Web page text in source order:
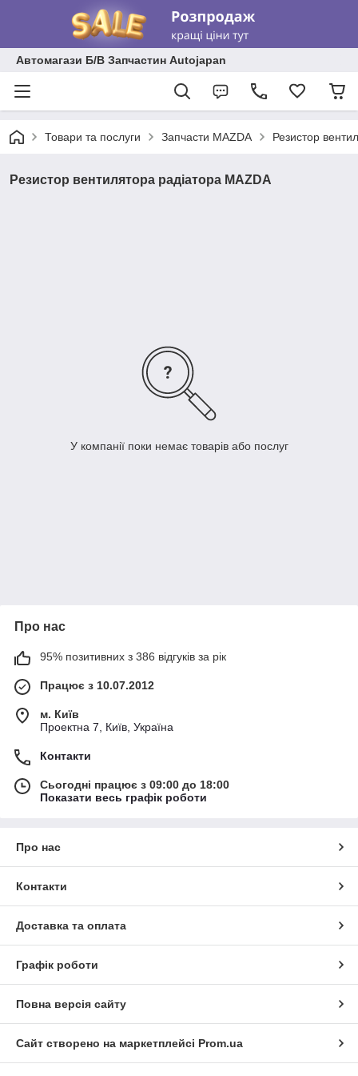
Автомагази Б/В Запчастин Autojapan
Товари та послуги Запчасти MAZDA Резистор
Резистор вентилятора радіатора MAZDA
У компанії поки немає товарів або послуг
Про нас
95% позитивних з 386 відгуків за рік
Працює з 10.07.2012
м. Київ
Проектна 7, Київ, Україна
Контакти
Сьогодні працює з 09:00 до 18:00
Показати весь графік роботи
Про нас
Контакти
Доставка та оплата
Графік роботи
Повна версія сайту
Сайт створено на маркетплейсі Prom.ua